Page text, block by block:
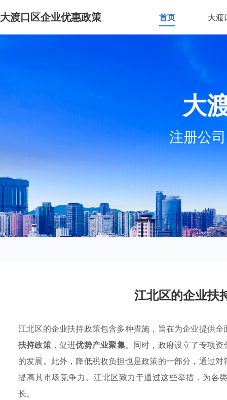
大渡口区企业优惠政策 首页 大渡
大
注册公
江北区的企业扶
江北区的企业扶持政策包含多种措施，旨在为企业提供
扶持政策，促进优势产业聚集。同时，政府设立了专项
的发展。此外，降低税收负担也是政策的一部分，通过
提高其市场竞争力。江北区致力于通过这些举措，为各
长。